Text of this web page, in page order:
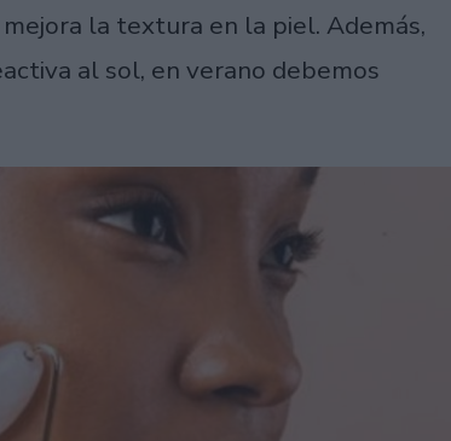
la textura en la piel. Además,
al sol, en verano debemos